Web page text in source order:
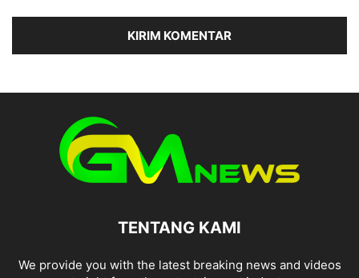
TENTANG KAMI
We provide you with the latest breaking news and videos